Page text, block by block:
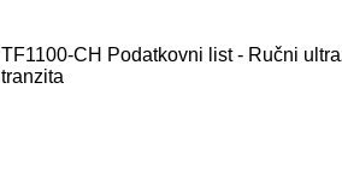
TF1100-CH Podatkovni list - Ručni
tranzita